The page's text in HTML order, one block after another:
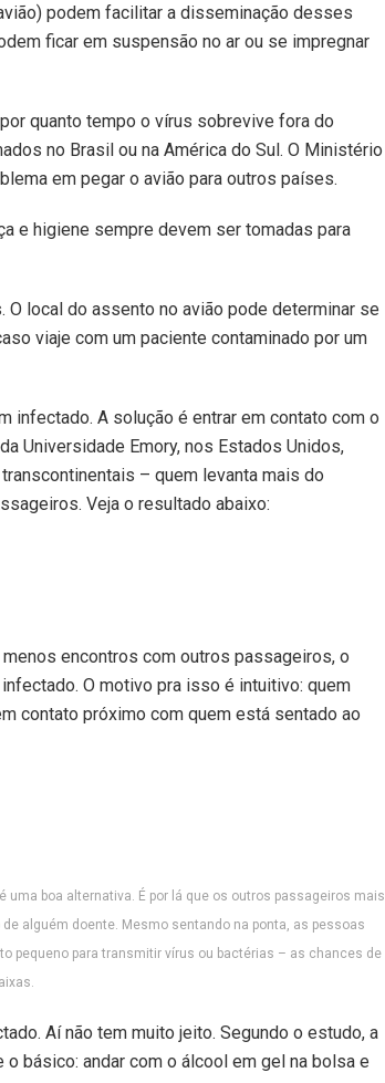
podem facilitar a disseminação desses
ficar em suspensão no ar ou se impregnar
quanto tempo o vírus sobrevive fora do
no Brasil ou na América do Sul. O Ministério
em pegar o avião para outros países.
e higiene sempre devem ser tomadas para
local do assento no avião pode determinar se
viaje com um paciente contaminado por um
infectado. A solução é entrar em contato com o
Universidade Emory, nos Estados Unidos,
– quem levanta mais do
Veja o resultado abaixo:
encontros com outros passageiros, o
O motivo pra isso é intuitivo: quem
contato próximo com quem está sentado ao
boa alternativa. É por lá que os outros passageiros mais
alguém doente. Mesmo sentando na ponta, as pessoas
pequeno para transmitir vírus ou bactérias – as chances de
Aí não tem muito jeito. Segundo o estudo, a
básico: andar com o álcool em gel na bolsa e